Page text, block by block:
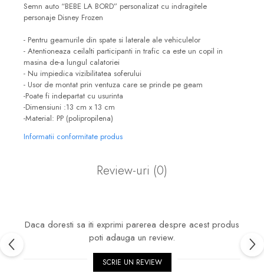
Semn auto “BEBE LA BORD” personalizat cu indragitele
personaje Disney Frozen
- Pentru geamurile din spate si laterale ale vehiculelor
- Atentioneaza ceilalti participanti in trafic ca este un copil in
masina de-a lungul calatoriei
- Nu impiedica vizibilitatea soferului
- Usor de montat prin ventuza care se prinde pe geam
-Poate fi indepartat cu usurinta
-Dimensiuni :13 cm x 13 cm
-Material: PP (polipropilena)
Informatii conformitate produs
Review-uri (0)
Daca doresti sa iti exprimi parerea despre acest produs
poti adauga un review.
SCRIE UN REVIEW